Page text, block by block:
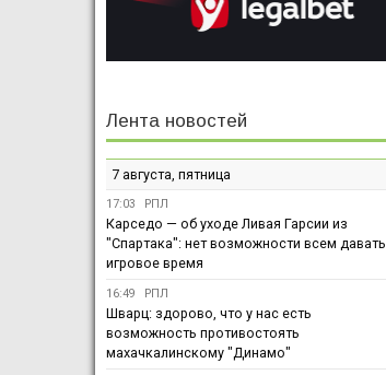
Лента новостей
7 августа, пятница
17:03 РПЛ
Карседо — об уходе Ливая Гарсии из
"Спартака": нет возможности всем давать
игровое время
16:49 РПЛ
Шварц: здорово, что у нас есть
возможность противостоять
махачкалинскому "Динамо"